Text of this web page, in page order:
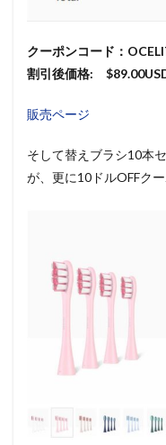
クーポンコード：
割引後価格:
販売ページ
そして替えブラシ10本
が、更に10ドルOFFク